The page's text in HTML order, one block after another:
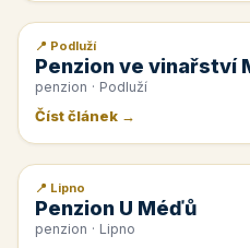
📰 PR článek
📍 Podluží
Penzion ve vinařství
penzion · Podluží
Číst článek →
📰 PR článek
📍 Lipno
Penzion U Méďů
penzion · Lipno